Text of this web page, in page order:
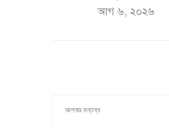
আগ ৬, ২০২৬